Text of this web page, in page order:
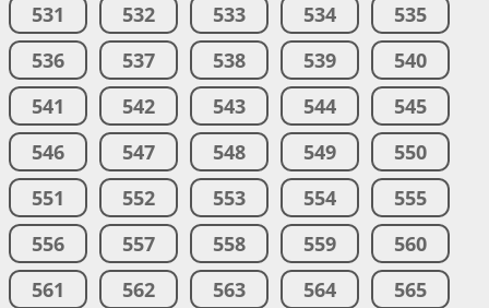
531
532 533 534
535
536
537 538 539
540
541
542 543 544
545
546
547 548 549
550
551
552 553 554
555
556
557 558 559
560
561
562 563 564
565